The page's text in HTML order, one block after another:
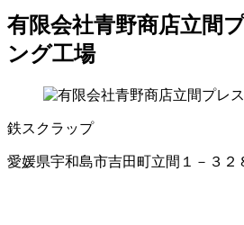
有限会社青野商店立間
ング工場
鉄スクラップ
愛媛県宇和島市吉田町立間１－３２